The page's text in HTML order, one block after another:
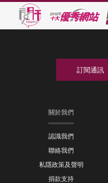
關於我們
認識我們
聯絡我們
私隱政策及聲明
捐款支持